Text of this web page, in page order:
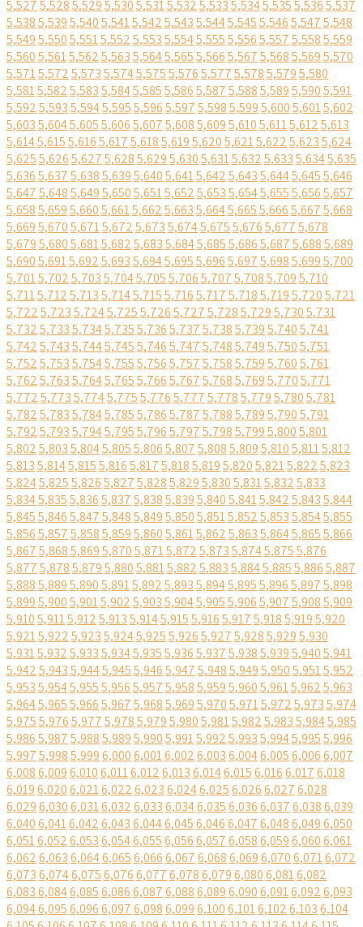
5,5275,5285,5295,5305,5315,5325,5335,5345,5355,5365,537
5,5385,5395,5405,5415,5425,5435,5445,5455,5465,5475,548
5,5495,5505,5515,5525,5535,5545,5555,5565,5575,5585,559
5,5605,5615,5625,5635,5645,5655,5665,5675,5685,5695,570
5,5715,5725,5735,5745,5755,5765,5775,5785,5795,580
5,5815,5825,5835,5845,5855,5865,5875,5885,5895,5905,591
5,5925,5935,5945,5955,5965,5975,5985,5995,6005,6015,602
5,6035,6045,6055,6065,6075,6085,6095,6105,6115,6125,613
5,6145,6155,6165,6175,6185,6195,6205,6215,6225,6235,624
5,6255,6265,6275,6285,6295,6305,6315,6325,6335,6345,635
5,6365,6375,6385,6395,6405,6415,6425,6435,6445,6455,646
5,6475,6485,6495,6505,6515,6525,6535,6545,6555,6565,657
5,6585,6595,6605,6615,6625,6635,6645,6655,6665,6675,668
5,6695,6705,6715,6725,6735,6745,6755,6765,6775,678
5,6795,6805,6815,6825,6835,6845,6855,6865,6875,6885,689
5,6905,6915,6925,6935,6945,6955,6965,6975,6985,6995,700
5,7015,7025,7035,7045,7055,7065,7075,7085,7095,710
5,7115,7125,7135,7145,7155,7165,7175,7185,7195,7205,721
5,7225,7235,7245,7255,7265,7275,7285,7295,7305,731
5,7325,7335,7345,7355,7365,7375,7385,7395,7405,741
5,7425,7435,7445,7455,7465,7475,7485,7495,7505,751
5,7525,7535,7545,7555,7565,7575,7585,7595,7605,761
5,7625,7635,7645,7655,7665,7675,7685,7695,7705,771
5,7725,7735,7745,7755,7765,7775,7785,7795,7805,781
5,7825,7835,7845,7855,7865,7875,7885,7895,7905,791
5,7925,7935,7945,7955,7965,7975,7985,7995,8005,801
5,8025,8035,8045,8055,8065,8075,8085,8095,8105,8115,812
5,8135,8145,8155,8165,8175,8185,8195,8205,8215,8225,823
5,8245,8255,8265,8275,8285,8295,8305,8315,8325,833
5,8345,8355,8365,8375,8385,8395,8405,8415,8425,8435,844
5,8455,8465,8475,8485,8495,8505,8515,8525,8535,8545,855
5,8565,8575,8585,8595,8605,8615,8625,8635,8645,8655,866
5,8675,8685,8695,8705,8715,8725,8735,8745,8755,876
5,8775,8785,8795,8805,8815,8825,8835,8845,8855,8865,887
5,8885,8895,8905,8915,8925,8935,8945,8955,8965,8975,898
5,8995,9005,9015,9025,9035,9045,9055,9065,9075,9085,909
5,9105,9115,9125,9135,9145,9155,9165,9175,9185,9195,920
5,9215,9225,9235,9245,9255,9265,9275,9285,9295,930
5,9315,9325,9335,9345,9355,9365,9375,9385,9395,9405,941
5,9425,9435,9445,9455,9465,9475,9485,9495,9505,9515,952
5,9535,9545,9555,9565,9575,9585,9595,9605,9615,9625,963
5,9645,9655,9665,9675,9685,9695,9705,9715,9725,9735,974
5,9755,9765,9775,9785,9795,9805,9815,9825,9835,9845,985
5,9865,9875,9885,9895,9905,9915,9925,9935,9945,9955,996
5,9975,9985,9996,0006,0016,0026,0036,0046,0056,0066,007
6,0086,0096,0106,0116,0126,0136,0146,0156,0166,0176,018
6,0196,0206,0216,0226,0236,0246,0256,0266,0276,028
6,0296,0306,0316,0326,0336,0346,0356,0366,0376,0386,039
6,0406,0416,0426,0436,0446,0456,0466,0476,0486,0496,050
6,0516,0526,0536,0546,0556,0566,0576,0586,0596,0606,061
6,0626,0636,0646,0656,0666,0676,0686,0696,0706,0716,072
6,0736,0746,0756,0766,0776,0786,0796,0806,0816,082
6,0836,0846,0856,0866,0876,0886,0896,0906,0916,0926,093
6,0946,0956,0966,0976,0986,0996,1006,1016,1026,1036,104